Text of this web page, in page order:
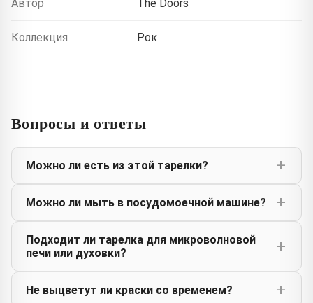
Автор The Doors
Коллекция Рок
Вопросы и ответы
Можно ли есть из этой тарелки?
Можно ли мыть в посудомоечной машине?
Подходит ли тарелка для микроволновой
печи или духовки?
Не выцветут ли краски со временем?